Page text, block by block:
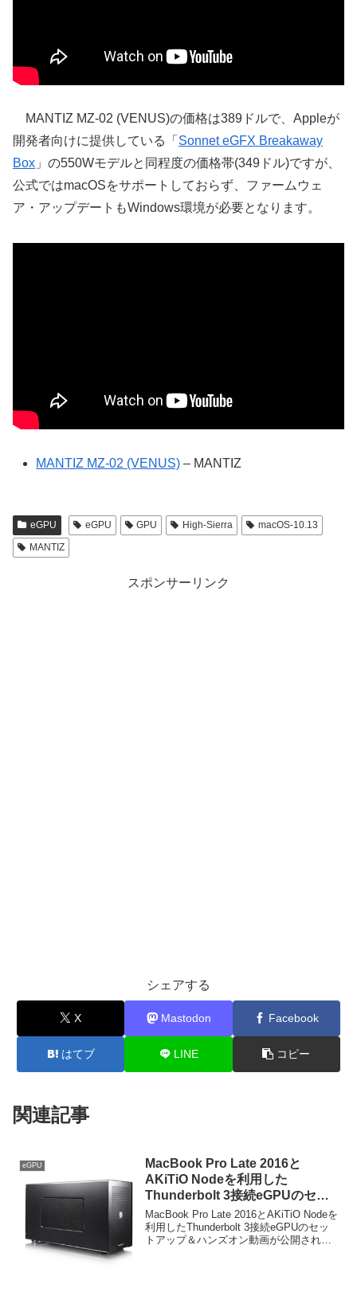
MANTIZ MZ-02 (VENUS)の価格は389ドルで、Appleが
開発者向けに提供している「 Sonnet eGFX Breakaway
Box 」の550Wモデルと同程度の価格帯(349ドル)ですが、
公式ではmacOSをサポートしておらず、ファームウェ
ア・アップデートもWindows環境が必要となります。
MANTIZ MZ-02 (VENUS) – MANTIZ
eGPU eGPU GPU High-Sierra
macOS-10.13
MANTIZ
スポンサーリンク
シェアする
X Mastodon Facebook
はてブ LINE コピー
関連記事
eGPU
MacBook Pro Late 2016と
AKiTiO Nodeを利用した
Thunderbolt 3接続eGPUのセッ
トアップ＆ハンズオン動画が公
開。
MacBook Pro Late 2016とAKiTiO Nodeを
利用したThunderbolt 3接続eGPUのセッ
トアップ＆ハンズオン動画が公開されて